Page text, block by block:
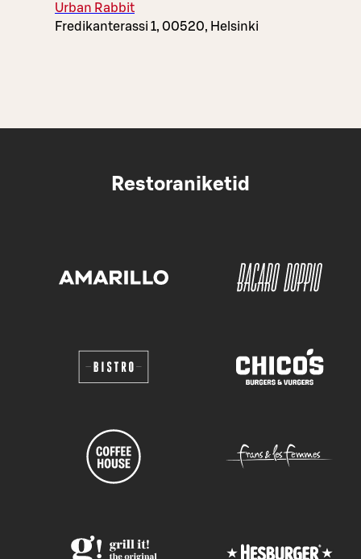
Urban Rabbit
Fredikanterassi 1, 00520, Helsinki
Restoraniketid